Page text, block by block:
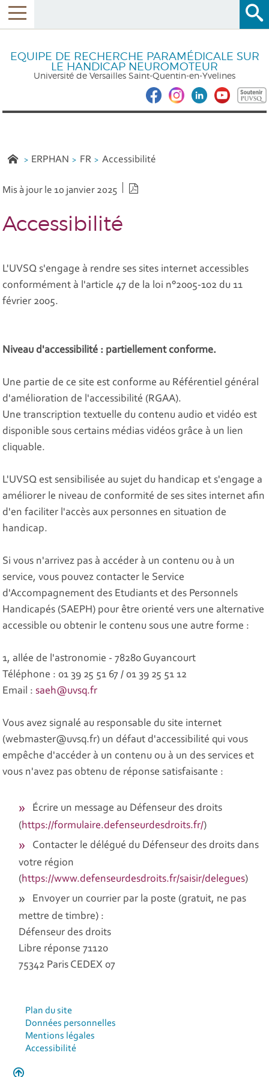
EQUIPE DE RECHERCHE PARAMÉDICALE SUR
LE HANDICAP NEUROMOTEUR
Université de Versailles Saint-Quentin-en-Yvelines
ERPHAN FR Accessibilité
Mis à jour le 10 janvier 2025
Accessibilité
L'UVSQ s'engage à rendre ses sites internet accessibles
conformément à l'article 47 de la loi n°2005-102 du 11
février 2005.
Niveau d'accessibilité : partiellement conforme.
Une partie de ce site est conforme au Référentiel général
d'amélioration de l'accessibilité (RGAA).
Une transcription textuelle du contenu audio et vidéo est
disponible sous certains médias vidéos grâce à un lien
cliquable.
L'UVSQ est sensibilisée au sujet du handicap et s'engage a
améliorer le niveau de conformité de ses sites internet afin
d'en faciliter l'accès aux personnes en situation de
handicap.
Si vous n'arrivez pas à accéder à un contenu ou à un
service, vous pouvez contacter le Service
d'Accompagnement des Etudiants et des Personnels
Handicapés (SAEPH) pour être orienté vers une alternative
accessible ou obtenir le contenu sous une autre forme :
1, allée de l'astronomie - 78280 Guyancourt
Téléphone : 01 39 25 51 67 / 01 39 25 51 12
Email :saeh@uvsq.fr
Vous avez signalé au responsable du site internet
(webmaster@uvsq.fr) un défaut d'accessibilité qui vous
empêche d'accéder à un contenu ou à un des services et
vous n'avez pas obtenu de réponse satisfaisante :
Écrire un message au Défenseur des droits
(https://formulaire.defenseurdesdroits.fr/)
Contacter le délégué du Défenseur des droits dans
votre région
(https://www.defenseurdesdroits.fr/saisir/delegues)
Envoyer un courrier par la poste (gratuit, ne pas
mettre de timbre) :
Défenseur des droits
Libre réponse 71120
75342 Paris CEDEX 07
Plan du site
Données personnelles
Mentions légales
Accessibilité